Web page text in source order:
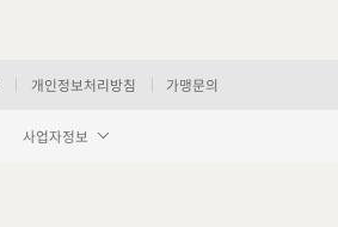
개인정보처리방침 가맹문의
사업자정보